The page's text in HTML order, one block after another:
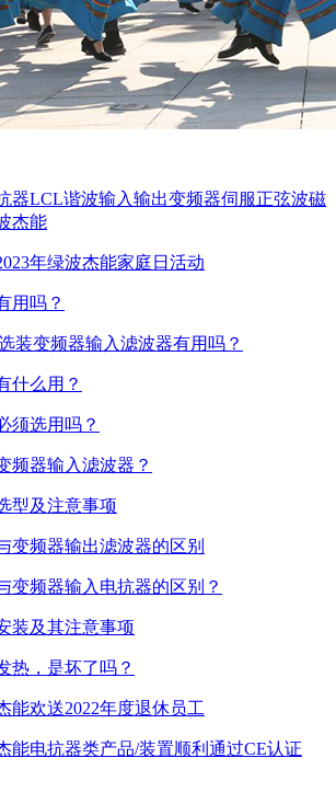
器LCL谐波输入输出变频器伺服正弦波磁
杰能
年绿波杰能家庭日活动
用吗？
装变频器输入滤波器有用吗？
什么用？
须选用吗？
频器输入滤波器？
型及注意事项
变频器输出滤波器的区别
变频器输入电抗器的区别？
装及其注意事项
热，是坏了吗？
能欢送2022年度退休员工
能电抗器类产品/装置顺利通过CE认证